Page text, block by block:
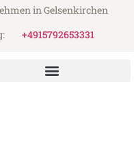
in Gelsenkirchen
+4915792653331